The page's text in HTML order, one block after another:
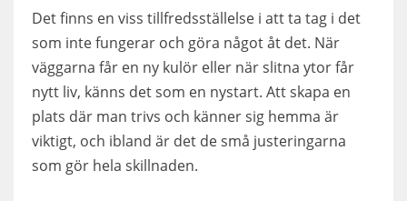
Det finns en viss tillfredsställelse i att ta tag i det
som inte fungerar och göra något åt det. När
väggarna får en ny kulör eller när slitna ytor får
nytt liv, känns det som en nystart. Att skapa en
plats där man trivs och känner sig hemma är
viktigt, och ibland är det de små justeringarna
som gör hela skillnaden.